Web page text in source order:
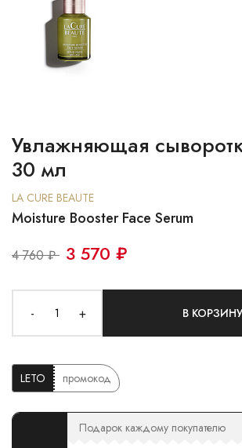
Увлажняющая
30 мл
LA CURE BEAUTE
Moisture Booster Face Serum
4 760 ₽ 3 570 ₽
- + В КОРЗИНУ
LETO промокод
Подарок каждому покупателю